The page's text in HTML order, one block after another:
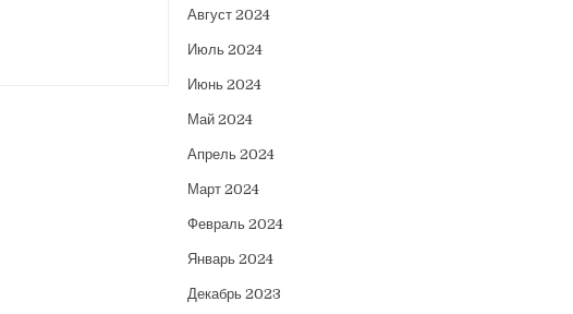
Август 2024
Июль 2024
Июнь 2024
Май 2024
Апрель 2024
Март 2024
Февраль 2024
Январь 2024
Декабрь 2023